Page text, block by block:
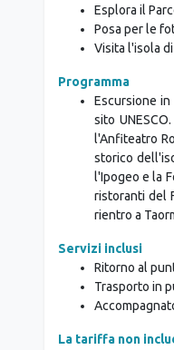
Esplora il
Posa per le
Visita l'isola
Programma
Escursione
sito
l'Anfiteatro
storico
l'Ipogeo e la
ristoranti del
rientro a
Servizi inclusi
Ritorno al
Trasporto in
La tariffa non